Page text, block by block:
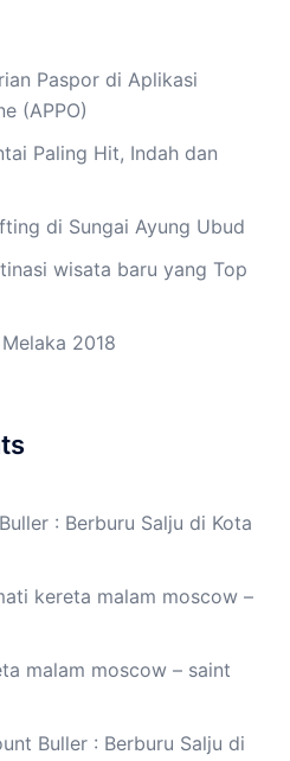
Paspor di Aplikasi
(APPO)
Paling Hit, Indah dan
di Sungai Ayung Ubud
wisata baru yang Top
2018
: Berburu Salju di Kota
kereta malam moscow –
malam moscow – saint
Buller : Berburu Salju di